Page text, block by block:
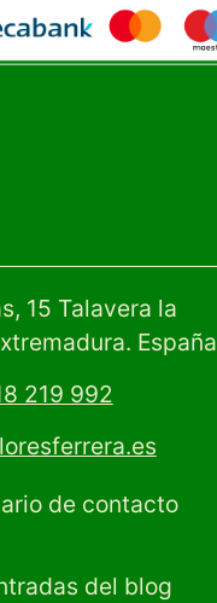
15 Talavera la
España
219 992
de contacto
del blog